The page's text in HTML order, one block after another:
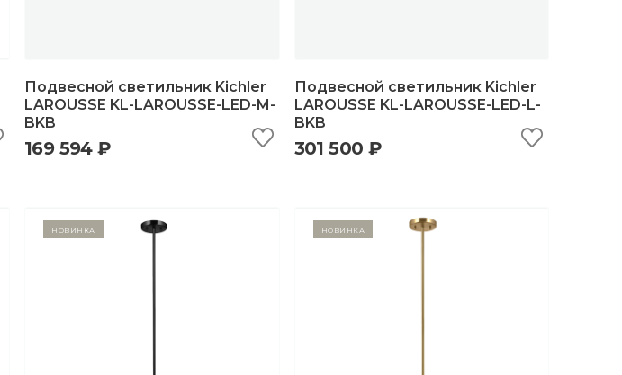
Подвесной светильник Kichler
LAROUSSE KL-LAROUSSE-LED-M-
BKB
169 594 ₽
Подвесной светильник Kichler
LAROUSSE KL-LAROUSSE-LED-L-
BKB
301 500 ₽
Новинка Новинка